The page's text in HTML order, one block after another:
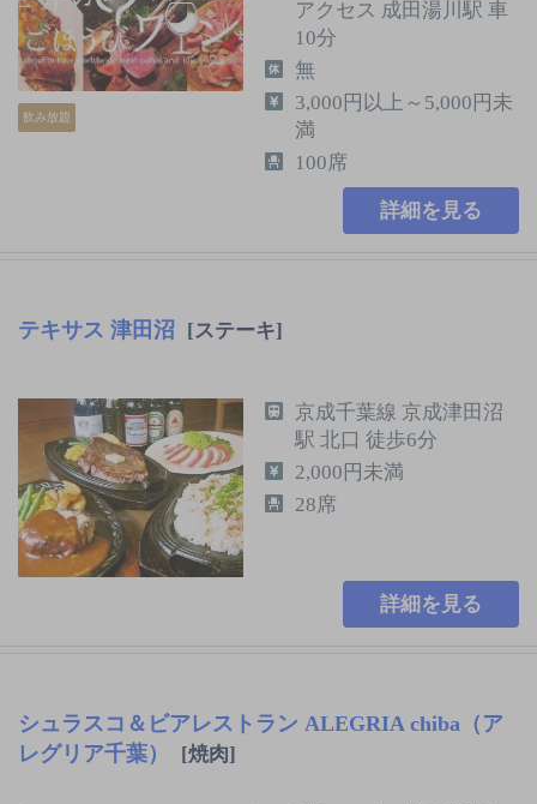
飲み放題
アクセス 成田湯川駅 車
10分
無
3,000円以上～5,000円未
満
100席
詳細を見る
テキサス 津田沼 [ステーキ]
京成千葉線 京成津田沼
駅 北口 徒歩6分
2,000円未満
28席
詳細を見る
シュラスコ＆ビアレストラン ALEGRIA chiba（ア
レグリア千葉）
[焼肉]